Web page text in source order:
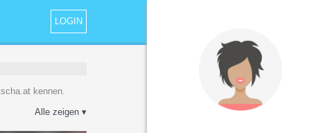
LOGIN
kennen.
Alle zeigen ▾